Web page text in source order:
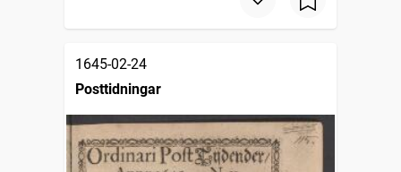
1645-02-24
Posttidningar